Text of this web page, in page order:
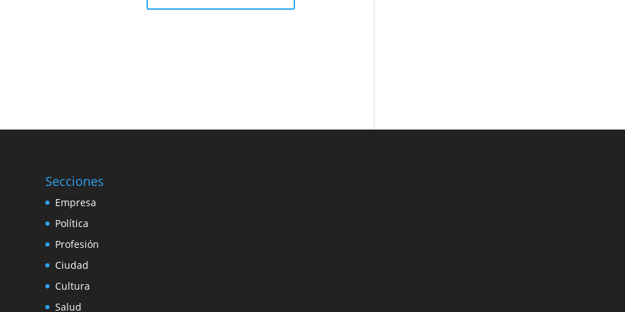
Secciones
Empresa
Política
Profesión
Ciudad
Cultura
Salud